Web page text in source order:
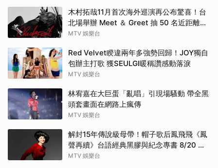
木村拓哉11月首次海外巡演再公布驚喜！台
北場舉辦 Meet ＆ Greet 抽 50 名近距離互
動
MTV 娛樂台
Red Velvet睽違兩年多強勢回歸！JOY獨自
包辦主打歌 獲SEULGI暖稱讚感動落淚
MTV 娛樂台
林宥嘉在大巨蛋「亂唱」引現場騷動 帶全黑
頭套畫面在網路上瘋傳
MTV 娛樂台
解封15年傳說級母帶！帽子歌后鳳飛飛《鳳
聲再續》台語經典黑膠與紀念專書 8/20 珍
藏預購
MTV 娛樂台